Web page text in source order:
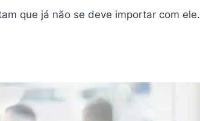
que já não se deve importar com ele.